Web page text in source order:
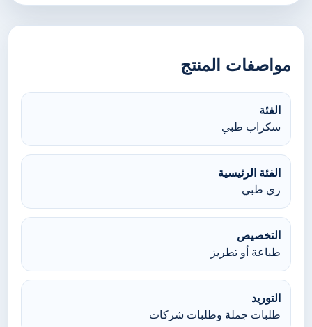
مواصفات المنتج
الفئة
سكراب طبي
الفئة الرئيسية
زي طبي
التخصيص
طباعة أو تطريز
التوريد
طلبات جملة وطلبات شركات